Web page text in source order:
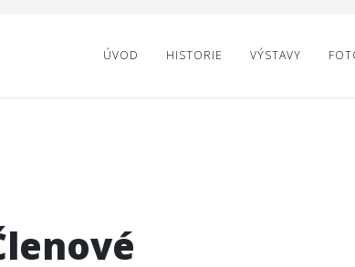
ÚVOD HISTORIE VÝSTAVY